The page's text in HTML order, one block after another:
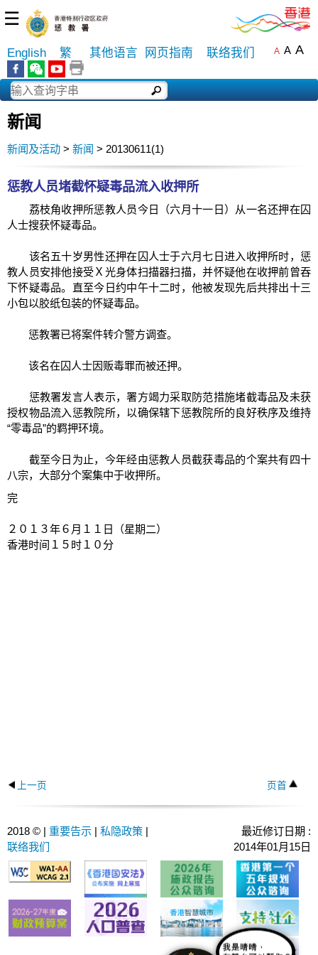
☰
English 繁 其他语言 网页指南 联络我们 A A A
新闻
新闻及活动 > 新闻 > 20130611(1)
惩教人员堵截怀疑毒品流入收押所
荔枝角收押所惩教人员今日（六月十一日）从一名还押在囚
人士搜获怀疑毒品。
该名五十岁男性还押在囚人士于六月七日进入收押所时，惩
教人员安排他接受Ｘ光身体扫描器扫描，并怀疑他在收押前曾吞
下怀疑毒品。直至今日约中午十二时，他被发现先后共排出十三
小包以胶纸包装的怀疑毒品。
惩教署已将案件转介警方调查。
该名在囚人士因贩毒罪而被还押。
惩教署发言人表示，署方竭力采取防范措施堵截毒品及未获
授权物品流入惩教院所，以确保辖下惩教院所的良好秩序及维持
“零毒品”的羁押环境。
截至今日为止，今年经由惩教人员截获毒品的个案共有四十
八宗，大部分个案集中于收押所。
完
２０１３年６月１１日（星期二）
香港时间１５时１０分
上一页 页首
2018 © | 重要告示 | 私隐政策 |
联络我们
最近修订日期 :
2014年01月15日